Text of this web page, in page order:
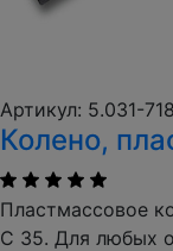
Артикул: 5.031-
Колено,
Пластмассовое
C 35. Для любых